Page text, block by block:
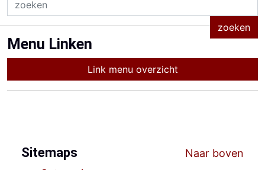
Menu Linken
Link menu overzicht
Naar boven
Sitemaps